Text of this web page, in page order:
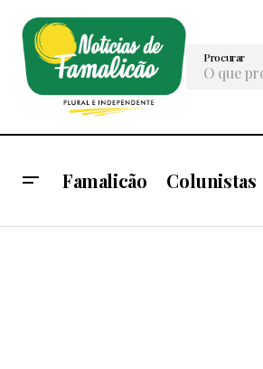
Procurar
Famalicão Colunistas